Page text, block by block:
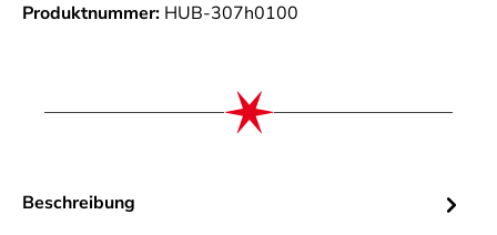
Produktnummer: HUB-307h0100
Beschreibung